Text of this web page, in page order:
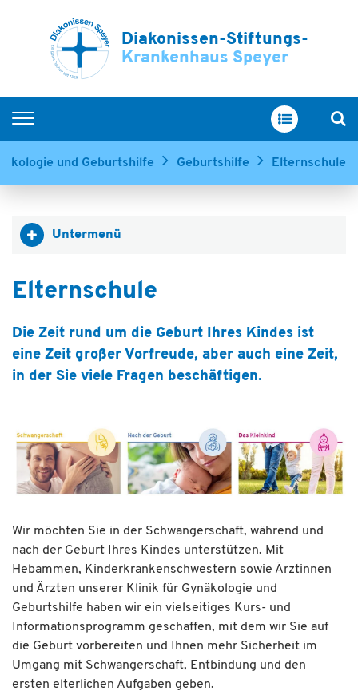
Diakonissen-Stiftungs-
Krankenhaus Speyer
Home
Ihr Aufenthalt
Ausbildung & Karriere
und Geburtshilfe Geburtshilfe Elternschule
Untermenü
Elternschule
Die Zeit rund um die Geburt Ihres Kindes ist
eine Zeit großer Vorfreude, aber auch eine Zeit,
in der Sie viele Fragen beschäftigen.
Wir möchten Sie in der Schwangerschaft, während und
nach der Geburt Ihres Kindes unterstützen. Mit
Hebammen, Kinderkrankenschwestern sowie Ärztinnen
und Ärzten unserer Klinik für Gynäkologie und
Geburtshilfe haben wir ein vielseitiges Kurs- und
Informationsprogramm geschaffen, mit dem wir Sie auf
die Geburt vorbereiten und Ihnen mehr Sicherheit im
Umgang mit Schwangerschaft, Entbindung und den
ersten elterlichen Aufgaben geben.